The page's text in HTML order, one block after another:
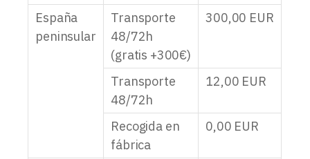
España
peninsular
Transporte
48/72h
(gratis +300€)
300,00 EUR
Transporte
48/72h
12,00 EUR
Recogida en
fábrica
0,00 EUR